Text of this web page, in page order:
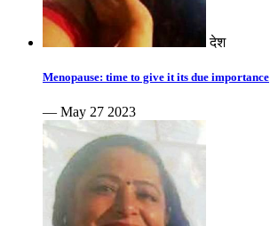
देश
Menopause: time to give it its due importance
— May 27 2023